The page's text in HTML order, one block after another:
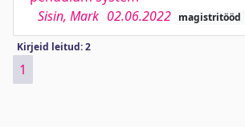
Sisin, Mark 02.06.2022 magistritööd
Kirjeid leitud: 2
1